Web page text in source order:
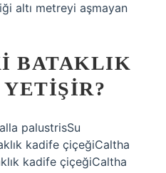
altı metreyi aşmayan
BATAKLIK
palustrisSu
kadife çiçeğiCaltha
kadife çiçeğiCaltha